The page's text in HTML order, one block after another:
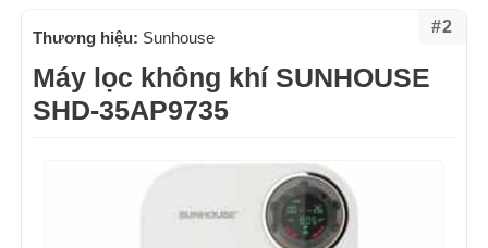
#2
Thương hiệu: Sunhouse
Máy lọc không khí SUNHOUSE
SHD-35AP9735